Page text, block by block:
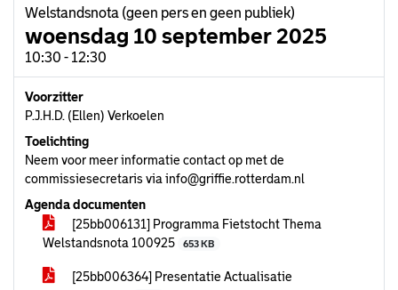
Welstandsnota (geen pers en geen publiek)
woensdag 10 september 2025
10:30 - 12:30
Voorzitter
P.J.H.D. (Ellen) Verkoelen
Toelichting
Neem voor meer informatie contact op met de
commissiesecretaris via info@griffie.rotterdam.nl
Agenda documenten
[25bb006131] Programma Fietstocht Thema
Welstandsnota 100925
653 KB
[25bb006364] Presentatie Actualisatie